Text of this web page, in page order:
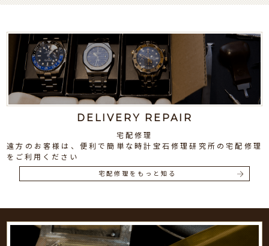
DELIVERY REPAIR
宅配修理
遠方のお客様は、便利で簡単な時計宝石修理研究所の宅配修理
をご利用ください
宅配修理をもっと知る